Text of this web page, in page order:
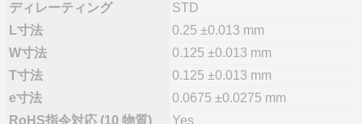
ディレーティング
STD
L寸法
0.25 ±0.013 mm
W寸法
0.125 ±0.013 mm
T寸法
0.125 ±0.013 mm
e寸法
0.0675 ±0.0275 mm
RoHS指令対応 (10 物質)
Yes